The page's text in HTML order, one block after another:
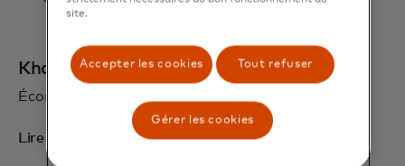
Khatija Haque
Économiste en chef pour l'EEMEA
Lire la biographie
site.
Accepter les cookies Tout refuser
Gérer les cookies